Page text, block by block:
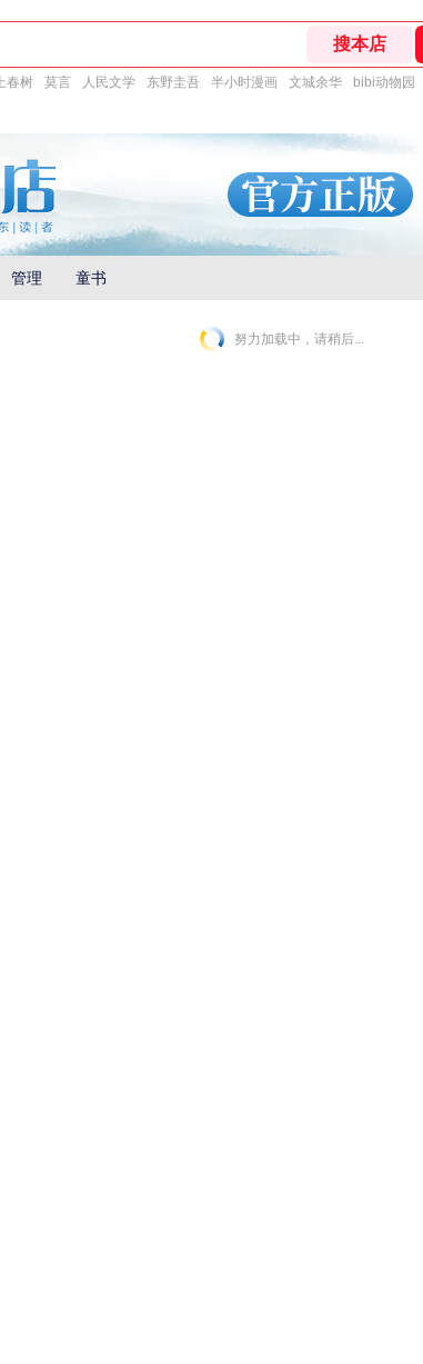
春树 莫言 人民文学 东野圭吾 半小时漫画 文城余华 bibi动物园
管理 童书
努力加载中，请稍后...